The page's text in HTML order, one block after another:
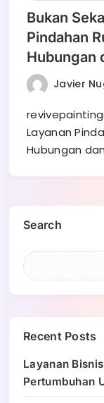
Bukan
Pindahan
Hubungan
Javier
Layanan
Hubungan
Search
Recent Posts
Layanan
Pertumbuhan